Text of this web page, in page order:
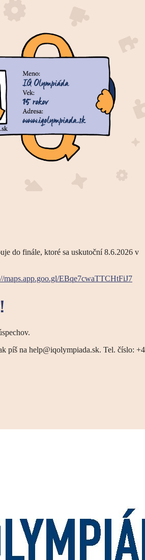
do finále, ktoré sa uskutoční 8.6.2026 v
maps.app.goo.gl/EBqe7cwaTTCHtFiJ7
!
píš na help@iqolympiada.sk. Tel. číslo: